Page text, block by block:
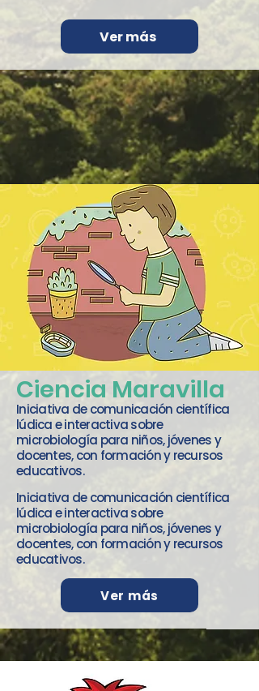
Ver más
Otros recursos
Ciencia Maravilla
Iniciativa de comunicación científica
lúdica e interactiva sobre
microbiología para niños, jóvenes y
docentes, con formación y recursos
educativos.
Iniciativa de comunicación científica
lúdica e interactiva sobre
microbiología para niños, jóvenes y
docentes, con formación y recursos
educativos.
Ver más